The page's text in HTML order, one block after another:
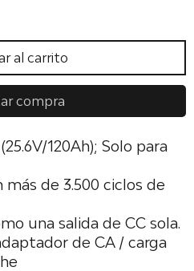
al carrito
compra
120Ah); Solo para
más de 3.500 ciclos de
una salida de CC sola.
de CA / carga